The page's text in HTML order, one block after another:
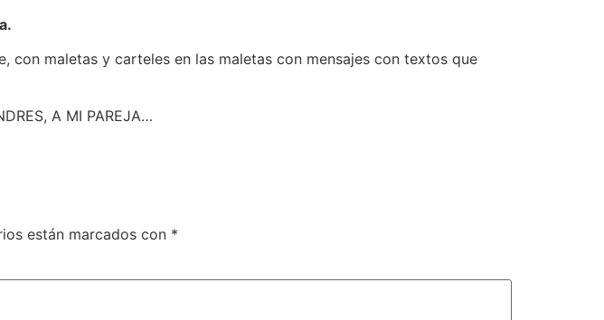
con maletas y carteles en las maletas con mensajes con textos que
A MI PAREJA…
están marcados con *